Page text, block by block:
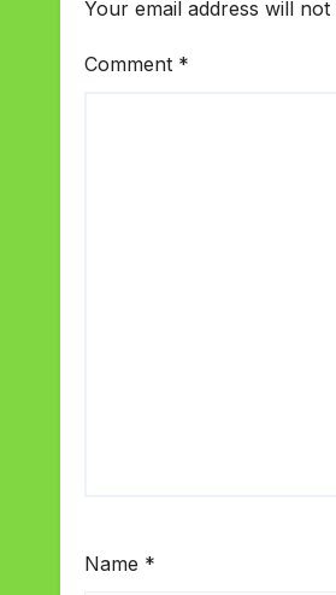
Your email address will not
Comment *
Name *